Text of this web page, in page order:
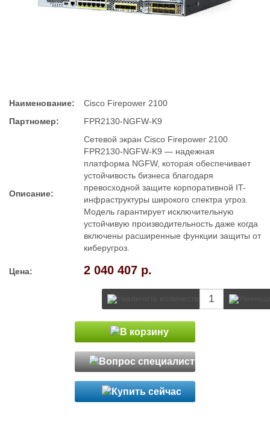
Наименование:
Cisco Firepower 2100
Партномер:
FPR2130-NGFW-K9
Описание:
Сетевой экран Cisco Firepower 2100
FPR2130-NGFW-K9 — надежная
платформа NGFW, которая обеспечивает
устойчивость бизнеса благодаря
превосходной защите корпоративной IT-
инфраструктуры широкого спектра угроз.
Модель гарантирует исключительную
устойчивую производительность даже когда
включены расширенные функции защиты от
киберугроз.
Цена: 2 040 407 р.